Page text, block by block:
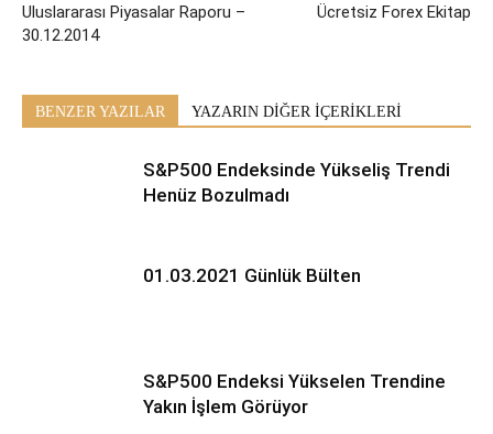
Uluslararası Piyasalar Raporu –
30.12.2014
Ücretsiz Forex Ekitap
BENZER YAZILAR YAZARIN DİĞER İÇERİKLERİ
S&P500 Endeksinde Yükseliş Trendi
Henüz Bozulmadı
01.03.2021 Günlük Bülten
S&P500 Endeksi Yükselen Trendine
Yakın İşlem Görüyor